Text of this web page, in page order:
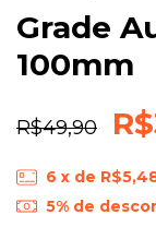
Grade
100mm
R$49,90
6 x de
5% de